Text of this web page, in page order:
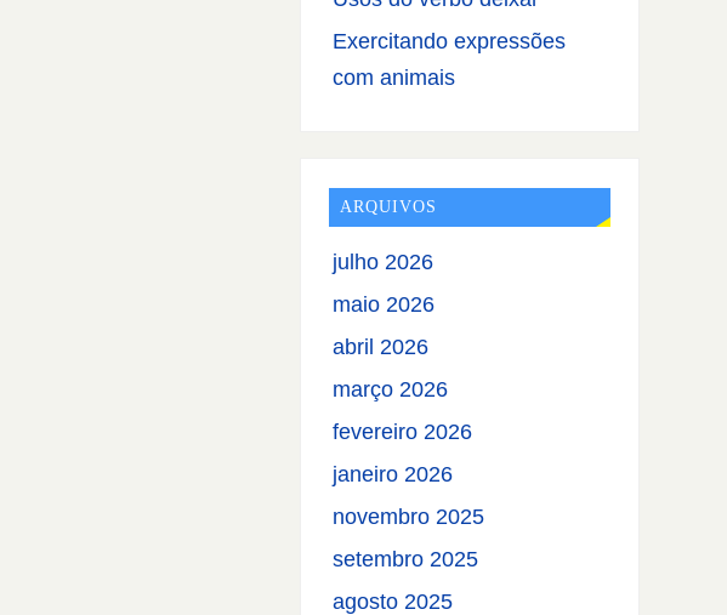
Exercitando expressões
com animais
ARQUIVOS
julho 2026
maio 2026
abril 2026
março 2026
fevereiro 2026
janeiro 2026
novembro 2025
setembro 2025
agosto 2025